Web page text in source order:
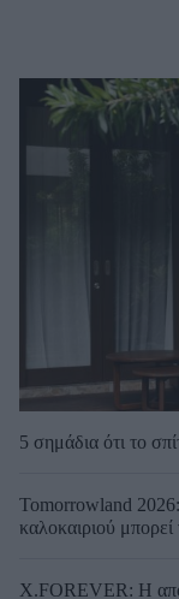
5 σημάδια ότι το
Tomorrowland 2026:
καλοκαιριού
X.FOREVER: Η